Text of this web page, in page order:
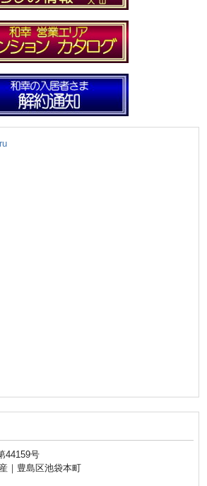
44159号
｜豊島区池袋本町